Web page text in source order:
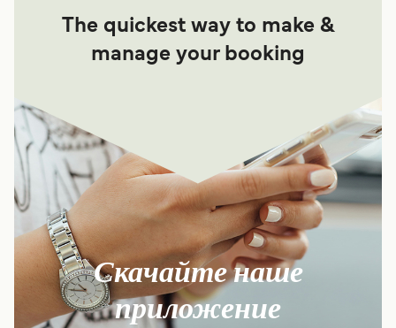
The quickest way to make &
manage your booking
Скачайте наше
приложение